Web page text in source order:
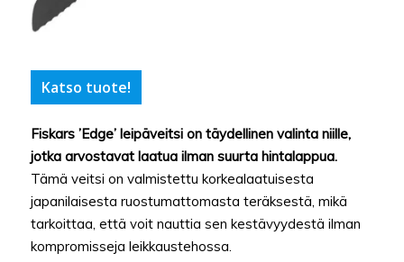
Katso tuote!
Fiskars ’Edge’ leipäveitsi on täydellinen valinta niille,
jotka arvostavat laatua ilman suurta hintalappua.
Tämä veitsi on valmistettu korkealaatuisesta
japanilaisesta ruostumattomasta teräksestä, mikä
tarkoittaa, että voit nauttia sen kestävyydestä ilman
kompromisseja leikkaustehossa.